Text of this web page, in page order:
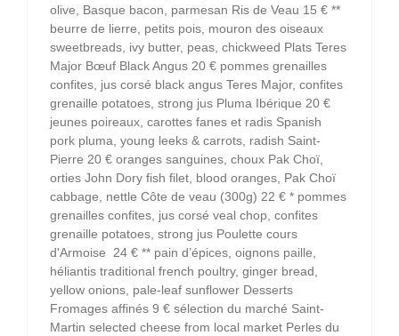
olive, Basque bacon, parmesan Ris de Veau 15 € **
beurre de lierre, petits pois, mouron des oiseaux
sweetbreads, ivy butter, peas, chickweed Plats Teres
Major Bœuf Black Angus 20 € pommes grenailles
confites, jus corsé black angus Teres Major, confites
grenaille potatoes, strong jus Pluma Ibérique 20 €
jeunes poireaux, carottes fanes et radis Spanish
pork pluma, young leeks & carrots, radish Saint-
Pierre 20 € oranges sanguines, choux Pak Choï,
orties John Dory fish filet, blood oranges, Pak Choï
cabbage, nettle Côte de veau (300g) 22 € * pommes
grenailles confites, jus corsé veal chop, confites
grenaille potatoes, strong jus Poulette cours
d'Armoise 24 € ** pain d’épices, oignons paille,
héliantis traditional french poultry, ginger bread,
yellow onions, pale-leaf sunflower Desserts
Fromages affinés 9 € sélection du marché Saint-
Martin selected cheese from local market Perles du